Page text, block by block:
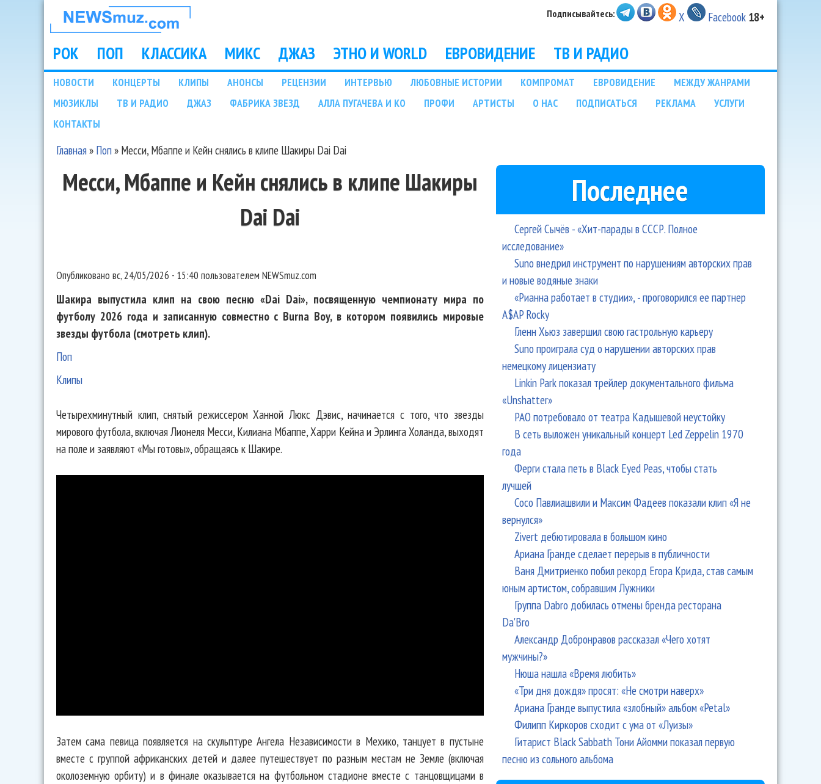
НОВОСТИ
МУЗЫКИ И
ШОУ БИЗНЕСА
NEWSMUZ.COM
Подписывайтесь: X Facebook 18+
Main menu
РОК ПОП КЛАССИКА МИКС ДЖАЗ ЭТНО И WORLD ЕВРОВИДЕНИЕ ТВ И РАДИО
Подразделы
НОВОСТИ КОНЦЕРТЫ КЛИПЫ АНОНСЫ РЕЦЕНЗИИ ИНТЕРВЬЮ ЛЮБОВНЫЕ ИСТОРИИ КОМПРОМАТ ЕВРОВИДЕНИЕ
МЕЖДУ ЖАНРАМИ
МЮЗИКЛЫ
ТВ И РАДИО ДЖАЗ ФАБРИКА ЗВЕЗД АЛЛА ПУГАЧЕВА И КО ПРОФИ АРТИСТЫ О НАС ПОДПИСАТЬСЯ РЕКЛАМА
УСЛУГИ
КОНТАКТЫ
Главная» Поп» Месси, Мбаппе и Кейн снялись в клипе Шакиры Dai Dai
Месси, Мбаппе и Кейн снялись в клипе Шакиры
Dai Dai
Опубликовано вс, 24/05/2026 - 15:40 пользователем NEWSmuz.com
Шакира выпустила клип на свою песню «Dai Dai», посвященную чемпионату мира по
футболу 2026 года и записанную совместно с Burna Boy, в котором появились мировые
звезды футбола (смотреть клип).
Поп
Клипы
Четырехминутный клип, снятый режиссером Ханной Люкс Дэвис, начинается с того, что звезды
мирового футбола, включая Лионеля Месси, Килиана Мбаппе, Харри Кейна и Эрлинга Холанда, выходят
на поле и заявляют «Мы готовы», обращаясь к Шакире.
Затем сама певица появляется на скульптуре Ангела Независимости в Мехико, танцует в пустыне
вместе с группой африканских детей и далее путешествует по разным местам не Земле (включая
околоземную орбиту) и в финале оказывается на футбольном стадионе вместе с танцовщицами в
Последнее
Сергей Сычёв - «Хит-парады в СССР. Полное
исследование»
Suno внедрил инструмент по нарушениям авторских прав
и новые водяные знаки
«Рианна работает в студии», - проговорился ее партнер
A$AP Rocky
Гленн Хьюз завершил свою гастрольную карьеру
Suno проиграла суд о нарушении авторских прав
немецкому лицензиату
Linkin Park показал трейлер документального фильма
«Unshatter»
РАО потребовало от театра Кадышевой неустойку
В сеть выложен уникальный концерт Led Zeppelin 1970
года
Ферги стала петь в Black Eyed Peas, чтобы стать
лучшей
Сосо Павлиашвили и Максим Фадеев показали клип «Я не
вернулся»
Zivert дебютировала в большом кино
Ариана Гранде сделает перерыв в публичности
Ваня Дмитриенко побил рекорд Егора Крида, став самым
юным артистом, собравшим Лужники
Группа Dabro добилась отмены бренда ресторана
Da'Bro
Александр Добронравов рассказал «Чего хотят
мужчины?»
Нюша нашла «Время любить»
«Три дня дождя» просят: «Не смотри наверх»
Ариана Гранде выпустила «злобный» альбом «Petal»
Филипп Киркоров сходит с ума от «Луизы»
Гитарист Black Sabbath Тони Айомми показал первую
песню из сольного альбома